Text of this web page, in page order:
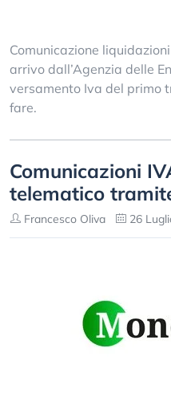
Comunicazione
arrivo dall’Agenzia delle
versamento Iva del primo
fare.
Comunicazioni
telematico
Francesco Oliva 26